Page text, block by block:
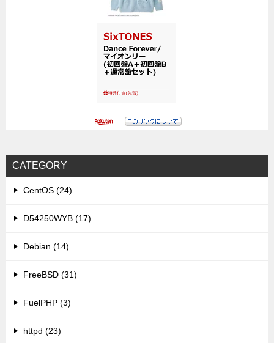
CATEGORY
CentOS (24)
D54250WYB (17)
Debian (14)
FreeBSD (31)
FuelPHP (3)
httpd (23)